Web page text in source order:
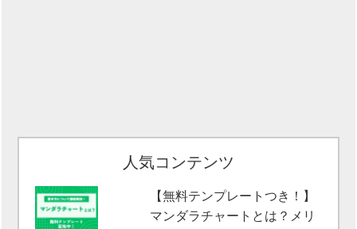
人気コンテンツ
【無料テンプレートつき！】
マンダラチャートとは？メリ